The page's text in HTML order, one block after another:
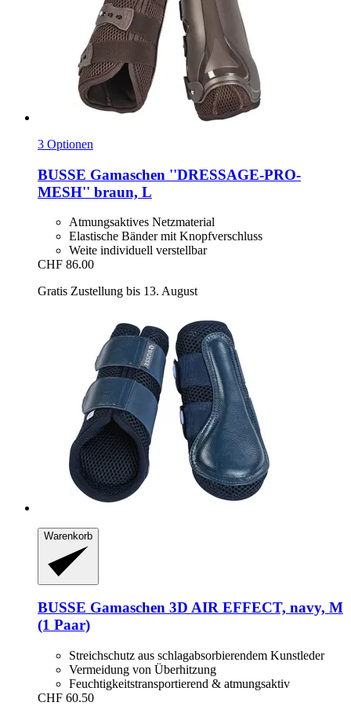
3 Optionen
BUSSE Gamaschen ''DRESSAGE-​PRO-​
MESH'' braun, L
Atmungsaktives Netzmaterial
Elastische Bänder mit Knopfverschluss
Weite individuell verstellbar
CHF 86.00
Gratis Zustellung bis 13. August
Warenkorb
BUSSE Gamaschen 3D AIR EFFECT, navy, M
(1 Paar)
Streichschutz aus schlagabsorbierendem Kunstleder
Vermeidung von Überhitzung
Feuchtigkeitstransportierend & atmungsaktiv
CHF 60.50